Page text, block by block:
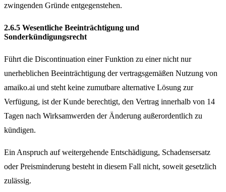
zwingenden Gründe entgegenstehen.
2.6.5 Wesentliche Beeinträchtigung und
Sonderkündigungsrecht
Führt die Discontinuation einer Funktion zu einer nicht nur
unerheblichen Beeinträchtigung der vertragsgemäßen Nutzung von
amaiko.ai und steht keine zumutbare alternative Lösung zur
Verfügung, ist der Kunde berechtigt, den Vertrag innerhalb von 14
Tagen nach Wirksamwerden der Änderung außerordentlich zu
kündigen.
Ein Anspruch auf weitergehende Entschädigung, Schadensersatz
oder Preisminderung besteht in diesem Fall nicht, soweit gesetzlich
zulässig.